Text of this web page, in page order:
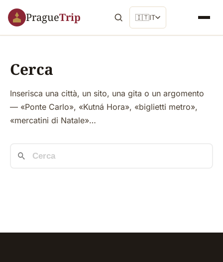
PragueTrip 🇮🇹IT
Cerca
Inserisca una città, un sito, una gita o un argomento
— «Ponte Carlo», «Kutná Hora», «biglietti metro»,
«mercatini di Natale»…